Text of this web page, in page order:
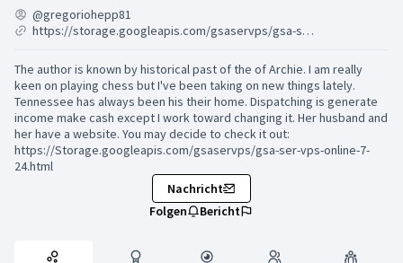
@gregoriohepp81
https://storage.googleapis.com/gsaservps/gsa-ser-vps-online-7-24.html
The author is known by historical past of the of Archie. I am really
keen on playing chess but I've been taking on new things lately.
Tennessee has always been his their home. Dispatching is generate
income make cash except I work toward changing it. Her husband and
her have a website. You may decide to check it out:
https://Storage.googleapis.com/gsaservps/gsa-ser-vps-online-7-
24.html
Nachricht
Folgen
Bericht